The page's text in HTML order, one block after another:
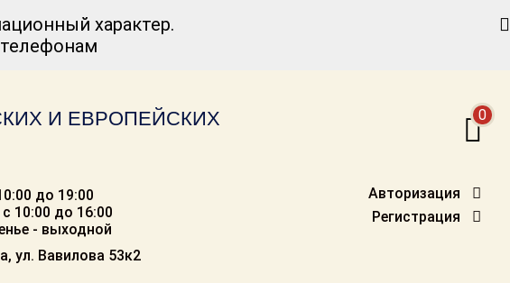
характер.
И ЕВРОПЕЙСКИХ
0
до 19:00
10:00 до 16:00
- выходной
ул. Вавилова 53к2
Авторизация
Регистрация